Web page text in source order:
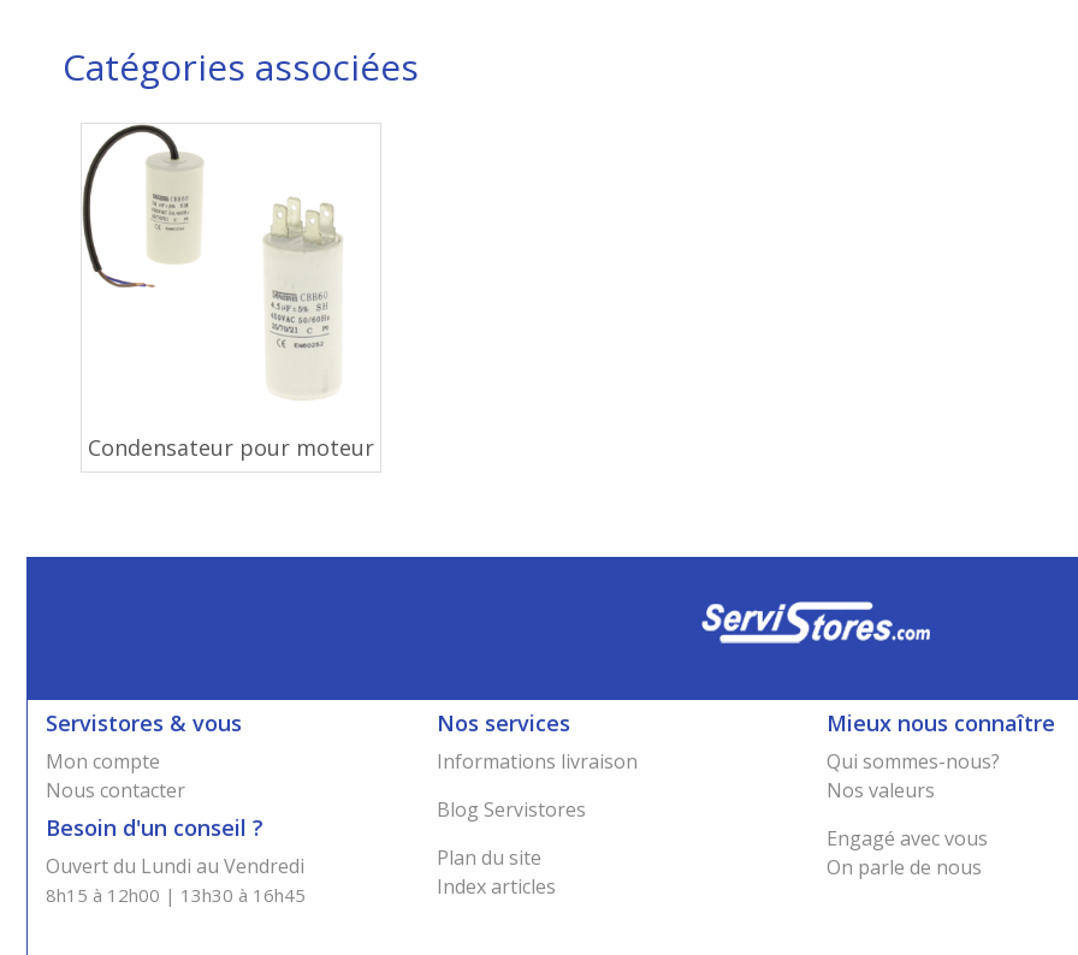
Catégories associées
Condensateur pour moteur
Servistores & vous
Mon compte
Nous contacter
Besoin d'un conseil ?
Ouvert du Lundi au Vendredi
8h15 à 12h00 | 13h30 à 16h45
Nos services
Informations livraison
Blog Servistores
Plan du site
Index articles
Mieux nous connaître
Qui sommes-nous?
Nos valeurs
Engagé avec vous
On parle de nous